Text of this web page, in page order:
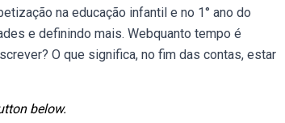
na educação infantil e no 1° ano do
e definindo mais. Webquanto tempo é
O que significa, no fim das contas, estar
below.